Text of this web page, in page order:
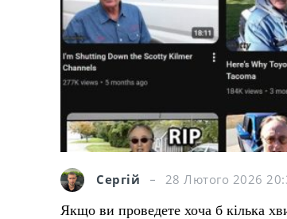
Сергій
28 Лютого 2026
Якщо ви проведете хоча б кілька